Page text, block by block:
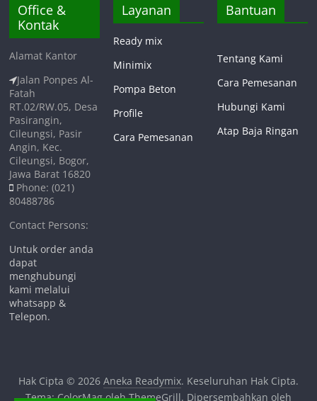
Office &
Kontak
Alamat Kantor
Jalan Ponpes Al-
Fatah
RT.02/RW.05, Desa
Pasirangin,
Cileungsi, Pasir
Angin, Kec.
Cileungsi, Bogor,
Jawa Barat 16820
Phone: (021)
80488786
Contact Persons:
Untuk order anda
dapat
menghubungi
kami melalui
whatsapp &
Telepon.
Layanan
Ready mix
Minimix
Pompa Beton
Profile
Cara Pemesanan
Bantuan
Tentang Kami
Cara Pemesanan
Hubungi Kami
Atap Baja Ringan
Hak Cipta © 2026 Aneka Readymix. Keseluruhan Hak Cipta.
Tema:ColorMagoleh ThemeGrill. Dipersembahkan oleh